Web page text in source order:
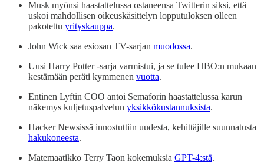
Musk myönsi haastattelussa ostaneensa Twitterin siksi, että
uskoi mahdollisen oikeuskäsittelyn lopputuloksen olleen
pakotettu yrityskauppa.
John Wick saa esiosan TV-sarjan muodossa.
Uusi Harry Potter -sarja varmistui, ja se tulee HBO:n mukaan
kestämään peräti kymmenen vuotta.
Entinen Lyftin COO antoi Semaforin haastattelussa karun
näkemys kuljetuspalvelun yksikkökustannuksista.
Hacker Newsissä innostuttiin uudesta, kehittäjille suunnatusta
hakukoneesta.
Matemaatikko Terry Taon kokemuksia GPT-4:stä.